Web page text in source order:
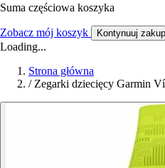
Suma częściowa koszyka
Zobacz mój koszyk Kontynuuj
Loading...
Strona główna
/ Zegarki dziecięcy Garmin